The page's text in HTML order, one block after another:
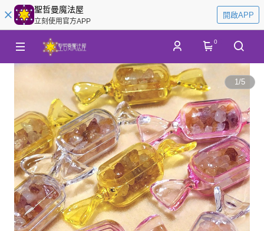
聖哲曼魔法屋
立刻使用官方APP
開啟APP
0
1/5